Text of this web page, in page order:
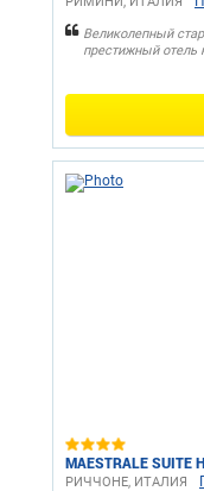
Великолепный
престижный отель
MAESTRALE SUITE
РИЧЧОНЕ, ИТАЛИЯ